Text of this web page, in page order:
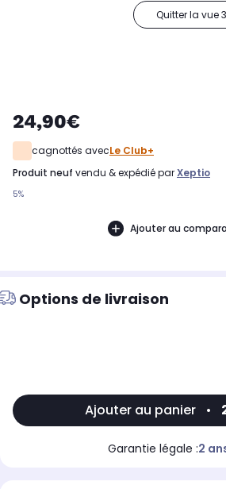
Quitter la vue
24,90€
cagnottés avecLe Club+
produit neuf vendu & expédié parXeptio
5%
Ajouter au
Options de livraison
Ajouter au panier •
Garantie légale :2